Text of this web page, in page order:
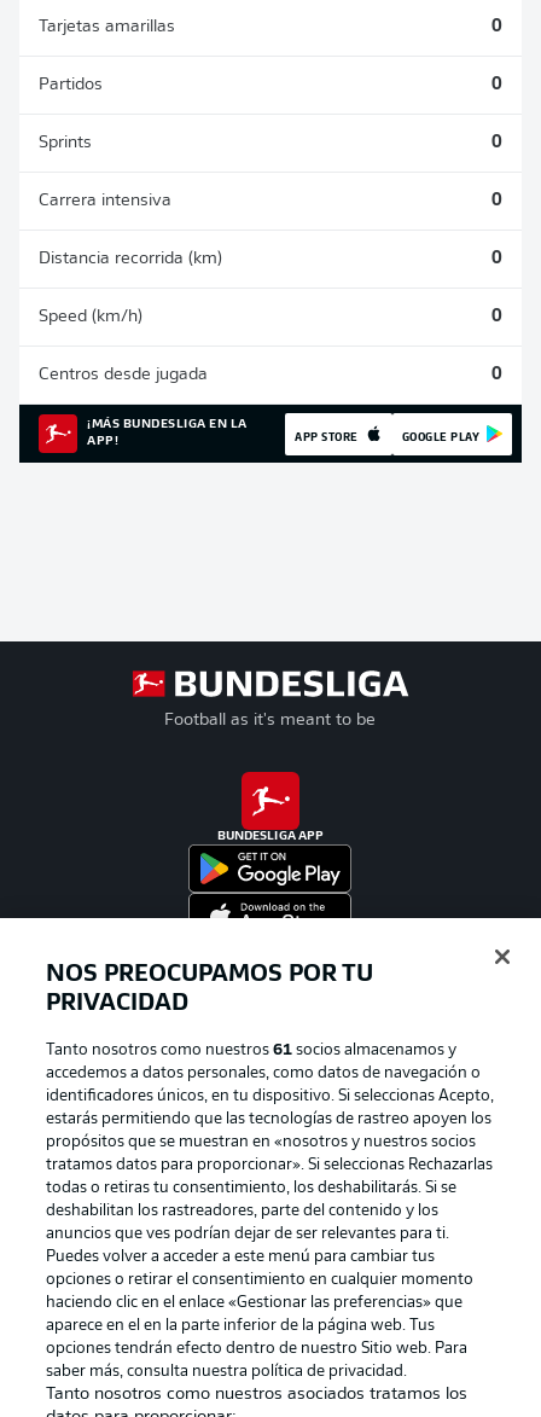
Tarjetas amarillas 0
Partidos 0
Sprints 0
Carrera intensiva 0
Distancia recorrida (km) 0
Speed (km/h) 0
Centros desde jugada 0
¡MÁS BUNDESLIGA EN LA
APP!
APP STORE GOOGLE PLAY
Football as it's meant to be
BUNDESLIGA APP
Official Partners
Publicidad Aviso legal
Declaracion de privacidad
Canales Trabajos
Jugadores Condiciones de uso
NOS PREOCUPAMOS POR TU
PRIVACIDAD
Tanto nosotros como nuestros61 socios almacenamos y
accedemos a datos personales, como datos de navegación o
identificadores únicos, en tu dispositivo. Si seleccionas Acepto,
estarás permitiendo que las tecnologías de rastreo apoyen los
propósitos que se muestran en «nosotros y nuestros socios
tratamos datos para proporcionar». Si seleccionas Rechazarlas
todas o retiras tu consentimiento, los deshabilitarás. Si se
deshabilitan los rastreadores, parte del contenido y los
anuncios que ves podrían dejar de ser relevantes para ti.
Puedes volver a acceder a este menú para cambiar tus
opciones o retirar el consentimiento en cualquier momento
haciendo clic en el enlace «Gestionar las preferencias» que
aparece en el en la parte inferior de la página web. Tus
opciones tendrán efecto dentro de nuestro Sitio web. Para
saber más, consulta nuestra política de privacidad.
Tanto nosotros como nuestros asociados tratamos los